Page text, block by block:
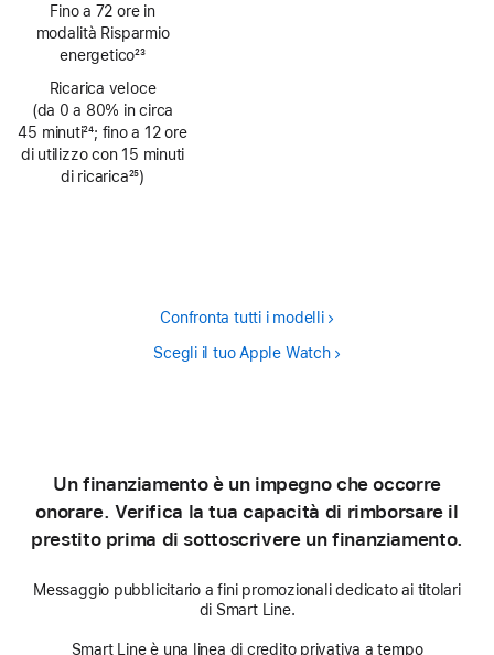
Fino a 72 ore in
modalità Risparmio
energetico23
Ricarica veloce
(da 0 a 80% in circa
45 minuti
Nota
24; fino a 12 ore
di utilizzo con 15 minuti
di ricarica25)
Confronta tutti i modelli
Scegli il tuo Apple Watch
Un finanziamento è un impegno che occorre
onorare. Verifica la tua capacità di rimborsare il
prestito prima di sottoscrivere un finanziamento.
Messaggio pubblicitario a fini promozionali dedicato ai titolari
di Smart Line.
Smart Line è una linea di credito privativa a tempo